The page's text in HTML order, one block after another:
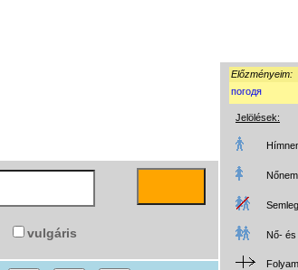
Előzményeim:
погодя
Jelölések:
Nőnem
Nő-
vulgáris